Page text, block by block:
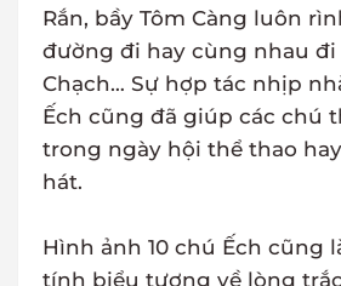
Rắn, bầy Tôm Càng luôn
đường đi hay cùng nhau đi
Chạch… Sự hợp tác nhịp
Ếch cũng đã giúp các chú
trong ngày hội thể thao
hát.
Hình ảnh 10 chú Ếch cũng
tính biểu tượng về lòng